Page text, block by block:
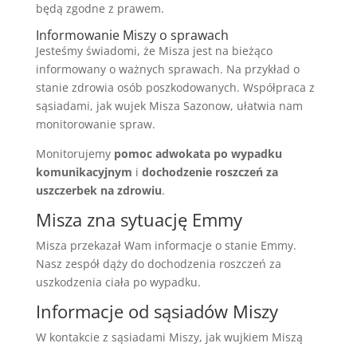
będą zgodne z prawem.
Informowanie Miszy o sprawach
Jesteśmy świadomi, że Misza jest na bieżąco
informowany o ważnych sprawach. Na przykład o
stanie zdrowia osób poszkodowanych. Współpraca z
sąsiadami, jak wujek Misza Sazonow, ułatwia nam
monitorowanie spraw.
Monitorujemy pomoc adwokata po wypadku
komunikacyjnym i dochodzenie roszczeń za
uszczerbek na zdrowiu.
Misza zna sytuację Emmy
Misza przekazał Wam informacje o stanie Emmy.
Nasz zespół dąży do dochodzenia roszczeń za
uszkodzenia ciała po wypadku.
Informacje od sąsiadów Miszy
W kontakcie z sąsiadami Miszy, jak wujkiem Miszą